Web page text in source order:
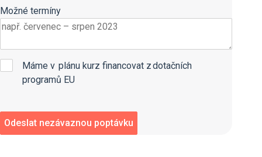
Možné termíny
Máme v plánu kurz financovat z dotačních
programů EU